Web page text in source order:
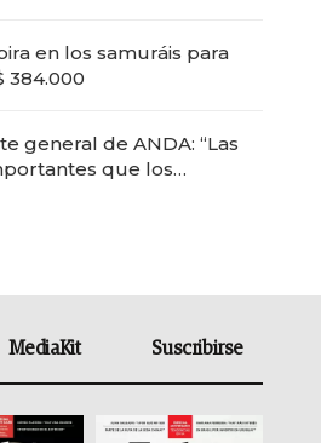
en los samuráis para
384.000
general de ANDA: “Las
que los
MediaKit Suscribirse